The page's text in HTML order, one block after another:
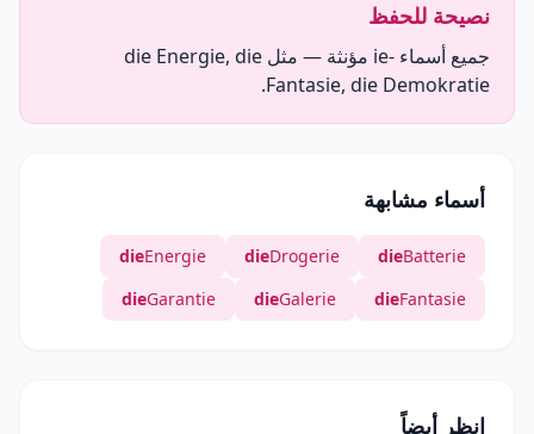
نصيحة للحفظ
جميع أسماء -ie مؤنثة — مثل die Energie, die
Fantasie, die Demokratie.
أسماء مشابهة
dieBatterie
dieDrogerie
dieEnergie
dieFantasie
dieGalerie
dieGarantie
انظر أيضاً